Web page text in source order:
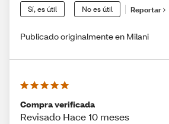
Sí, es útil No es útil Reportar
Publicado originalmente en Milani
Compra verificada
Revisado Hace 10 meses